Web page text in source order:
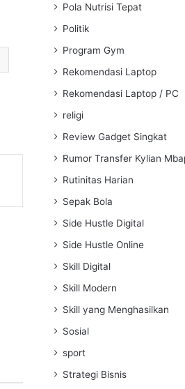
Pola Nutrisi Tepat
Politik
Program Gym
Rekomendasi Laptop
Rekomendasi Laptop / PC
religi
Review Gadget Singkat
Rumor Transfer Kylian
Rutinitas Harian
Sepak Bola
Side Hustle Digital
Side Hustle Online
Skill Digital
Skill Modern
Skill yang Menghasilkan
Sosial
sport
Strategi Bisnis